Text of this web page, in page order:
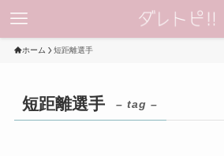
ホーム 短距離選手
短距離選手 – tag –